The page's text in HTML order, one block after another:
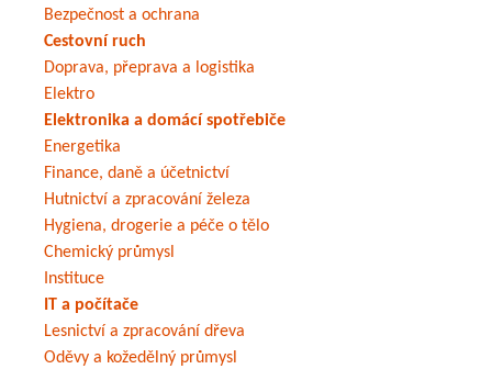
Bezpečnost a ochrana
Cestovní ruch
Doprava, přeprava a logistika
Elektro
Elektronika a domácí spotřebiče
Energetika
Finance, daně a účetnictví
Hutnictví a zpracování železa
Hygiena, drogerie a péče o tělo
Chemický průmysl
Instituce
IT a počítače
Lesnictví a zpracování dřeva
Oděvy a kožedělný průmysl